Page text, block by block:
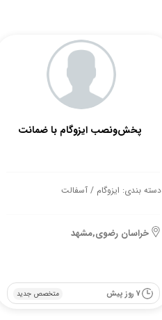
پخش‌و‌نصب ایزوگام با ضمانت
دسته بندی: ایزوگام / آسفالت
خراسان رضوی,مشهد
متخصص جدید 7 روز پیش